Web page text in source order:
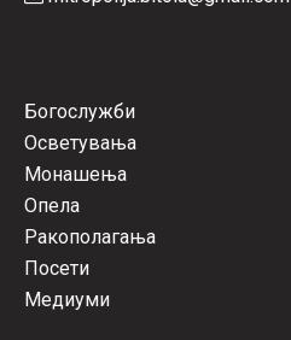
Богослужби
Осветувања
Монашења
Опела
Ракополагања
Посети
Медиуми